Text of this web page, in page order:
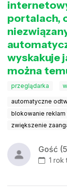
portalach,
wyskakuje
można
przeglądarka
automatyczne
blokowanie
zwiększenie
Gość
1 rok